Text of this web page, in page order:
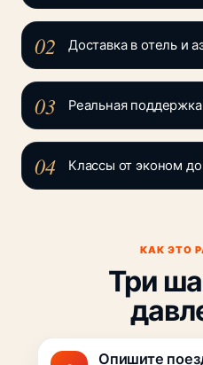
02 Доставка в отель и
03 Реальная
04 Классы от эконом
КАК ЭТО
Три
Опишите